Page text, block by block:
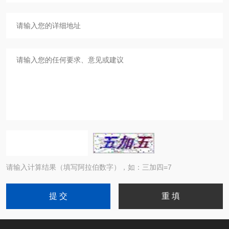
请输入计算结果（填写阿拉伯数字），如：三加四=7